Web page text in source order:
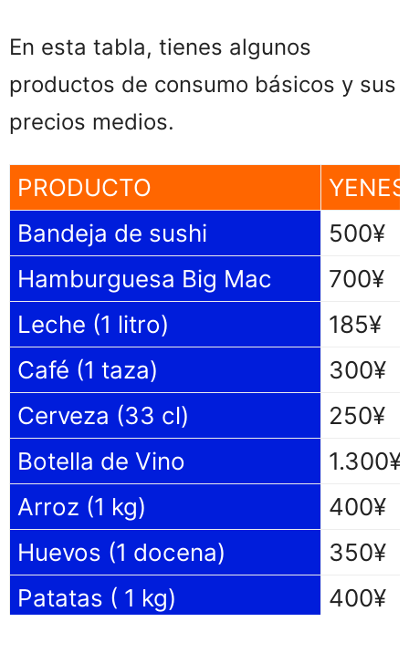
En esta tabla, tienes algunos
productos de consumo básicos y sus
precios medios.
PRODUCTO
YENES
Bandeja de sushi
500¥
Hamburguesa Big Mac
700¥
Leche (1 litro)
185¥
Café (1 taza)
300¥
Cerveza (33 cl)
250¥
Botella de Vino
1.300¥
Arroz (1 kg)
400¥
Huevos (1 docena)
350¥
Patatas ( 1 kg)
400¥